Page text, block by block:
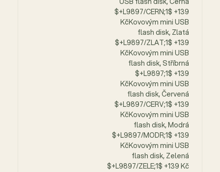
$+L9897/CERN;1$ +139
KčKovovým mini USB
flash disk, Zlatá
$+L9897/ZLAT;1$ +139
KčKovovým mini USB
flash disk, Stříbrná
$+L9897;1$ +139
KčKovovým mini USB
flash disk, Červená
$+L9897/CERV;1$ +139
KčKovovým mini USB
flash disk, Modrá
$+L9897/MODR;1$ +139
KčKovovým mini USB
flash disk, Zelená
$+L9897/ZELE;1$ +139 Kč